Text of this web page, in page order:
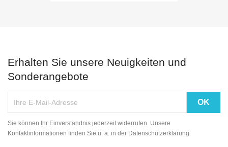
Erhalten Sie unsere Neuigkeiten und
Sonderangebote
Sie können Ihr Einverständnis jederzeit widerrufen. Unsere
Kontaktinformationen finden Sie u. a. in der Datenschutzerklärung.